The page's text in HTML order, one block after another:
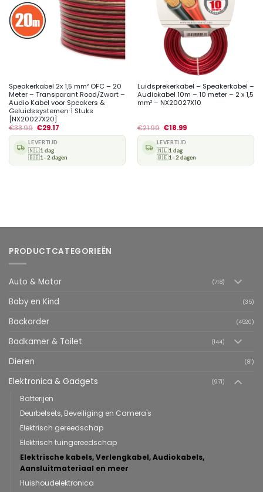
Speakerkabel 2x 1,5 mm² OFC – 20
Meter – Transparant Rood/Zwart –
Audio Kabel voor Speakers &
Geluidssystemen 1 Stuks
[NX20027X20]
€33.99 €29.17
LEVERTIJD
🇳🇱1 dag
🇧🇪1–2 dagen
Luidsprekerkabel – Speakerkabel –
Audiokabel 10m – 10 meter – 2 x 1,5
mm² – NX20027X10
€21.99 €18.99
LEVERTIJD
🇳🇱1 dag
🇧🇪1–2 dagen
PRODUCTCATEGORIEËN
Auto & Motor (718)
Baby en Kind (35)
Backorder (4520)
Badkamer & Toilet (144)
Dieren (81)
Elektronica & Gadgets (971)
Batterijen
Deurbelsets, Beveiliging en Camera's
Elektrisch gereedschap
Elektrisch tuingereedschap
Elektrische kabels, Verlengkabel, Audiokabels,
Aansluitmateriaal en meer
Huishoudelektronica